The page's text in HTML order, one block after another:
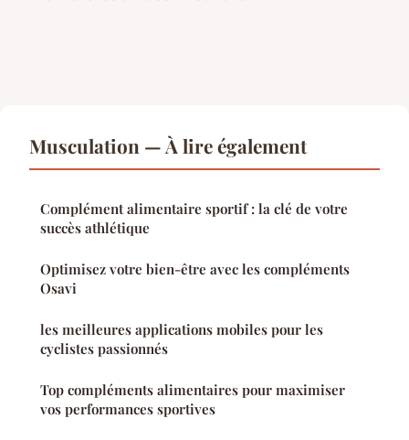
Musculation — À lire également
Complément alimentaire sportif : la clé de votre
succès athlétique
Optimisez votre bien-être avec les compléments
Osavi
les meilleures applications mobiles pour les
cyclistes passionnés
Top compléments alimentaires pour maximiser
vos performances sportives